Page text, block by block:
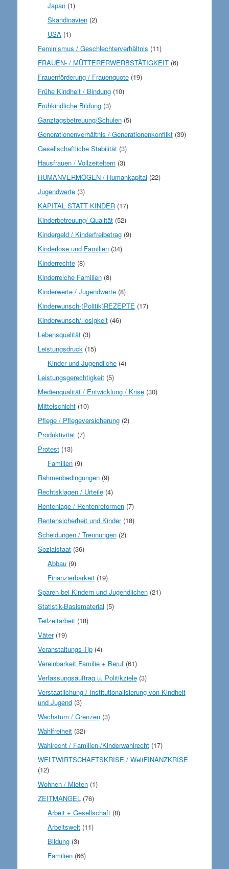
Japan (1)
Skandinavien (2)
USA (1)
Feminismus / Geschlechterverhältnis (11)
FRAUEN- / MÜTTERERWERBSTÄTIGKEIT(6)
Frauenförderung / Frauenquote(19)
Frühe Kindheit / Bindung(10)
Frühkindliche Bildung(3)
Ganztagsbetreuung/Schulen(5)
Generationenverhältnis / Generationenkonflikt(39)
Gesellschaftliche Stabilität(3)
Hausfrauen / Vollzeiteltern(3)
HUMANVERMÖGEN / Humankapital (22)
Jugendwerte(3)
KAPITAL STATT KINDER(17)
Kinderbetreuung/-Qualität(52)
Kindergeld / Kinderfreibetrag(9)
Kinderlose und Familien(34)
Kinderrechte(8)
Kinderreiche Familien(8)
Kinderwerte / Jugendwerte(8)
Kinderwunsch-(Politik)REZEPTE (17)
Kinderwunsch/-losigkeit(46)
Lebensqualität(3)
Leistungsdruck(15)
Kinder und Jugendliche (4)
Leistungsgerechtigkeit(5)
Medienqualität / Entwicklung / Krise(30)
Mittelschicht(10)
Pflege / Pflegeversicherung(2)
Produktivität(7)
Protest(13)
Familien (9)
Rahmenbedingungen(9)
Rechtsklagen / Urteile(4)
Rentenlage / Rentenreformen(7)
Rentensicherheit und Kinder(18)
Scheidungen / Trennungen(2)
Sozialstaat(36)
Abbau (9)
Finanzierbarkeit (19)
Sparen bei Kindern und Jugendlichen(21)
Statistik-Basismaterial (5)
Teilzeitarbeit(18)
Väter(19)
Veranstaltungs-Tip(4)
Vereinbarkeit Familie + Beruf(61)
Verfassungsauftrag u. Politikziele(3)
Verstaatlichung / Institutionalisierung von Kindheit
und Jugend(3)
Wachstum / Grenzen(3)
Wahlfreiheit(32)
Wahlrecht / Familien-/Kinderwahlrecht(17)
WELTWIRTSCHAFTSKRISE / WeltFINANZKRISE
(12)
Wohnen / Mieten(1)
ZEITMANGEL(76)
Arbeit + Gesellschaft (8)
Arbeitswelt (11)
Bildung (3)
Familien (66)